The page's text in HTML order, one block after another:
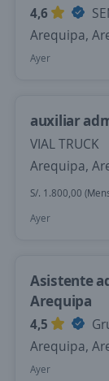
4,6
Arequipa,
Ayer
auxiliar
VIAL TRUCK
Arequipa,
S/. 1.800,00
Ayer
Asistente
Arequipa
4,5
Arequipa,
Ayer